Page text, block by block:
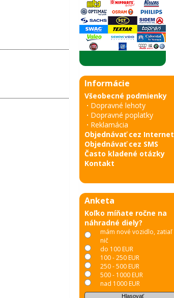
Informácie
Všeobecné podmienky
· Dopravné lehoty
· Dopravné poplatky
· Reklamácia
Objednávať cez Internet
Objednávať cez SMS
Často kladené otázky
Kontakt
Anketa
Koľko míňate ročne na
náhradné diely?
mám nové vozidlo, zatiaľ
nič
do 100 EUR
100 - 250 EUR
250 - 500 EUR
500 - 1000 EUR
nad 1000 EUR